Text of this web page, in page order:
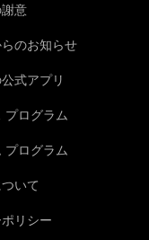
意
のお知らせ
式アプリ
プログラム
プログラム
いて
リシー